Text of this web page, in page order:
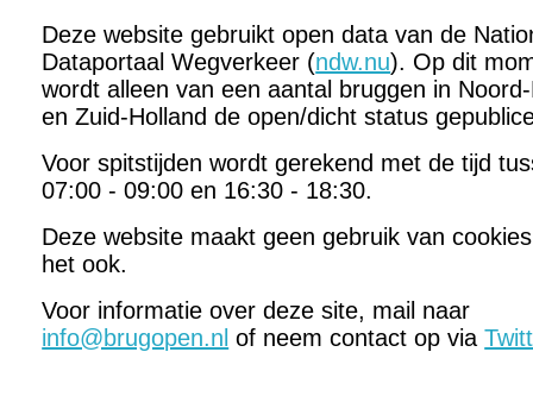
Deze website gebruikt open data van de
Dataportaal Wegverkeer (ndw.nu). Op dit
wordt alleen van een aantal bruggen in
en Zuid-Holland de open/dicht status
Voor spitstijden wordt gerekend met de tijd
07:00 - 09:00 en 16:30 - 18:30.
Deze website maakt geen gebruik van
het ook.
Voor informatie over deze site, mail naar
info@brugopen.nl of neem contact op via